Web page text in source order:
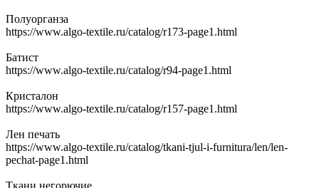
Полуорганза
https://www.algo-textile.ru/catalog/r173-page1.html
Батист
https://www.algo-textile.ru/catalog/r94-page1.html
Кристалон
https://www.algo-textile.ru/catalog/r157-page1.html
Лен печать
https://www.algo-textile.ru/catalog/tkani-tjul-i-furnitura/len/len-
pechat-page1.html
Ткани негорючие